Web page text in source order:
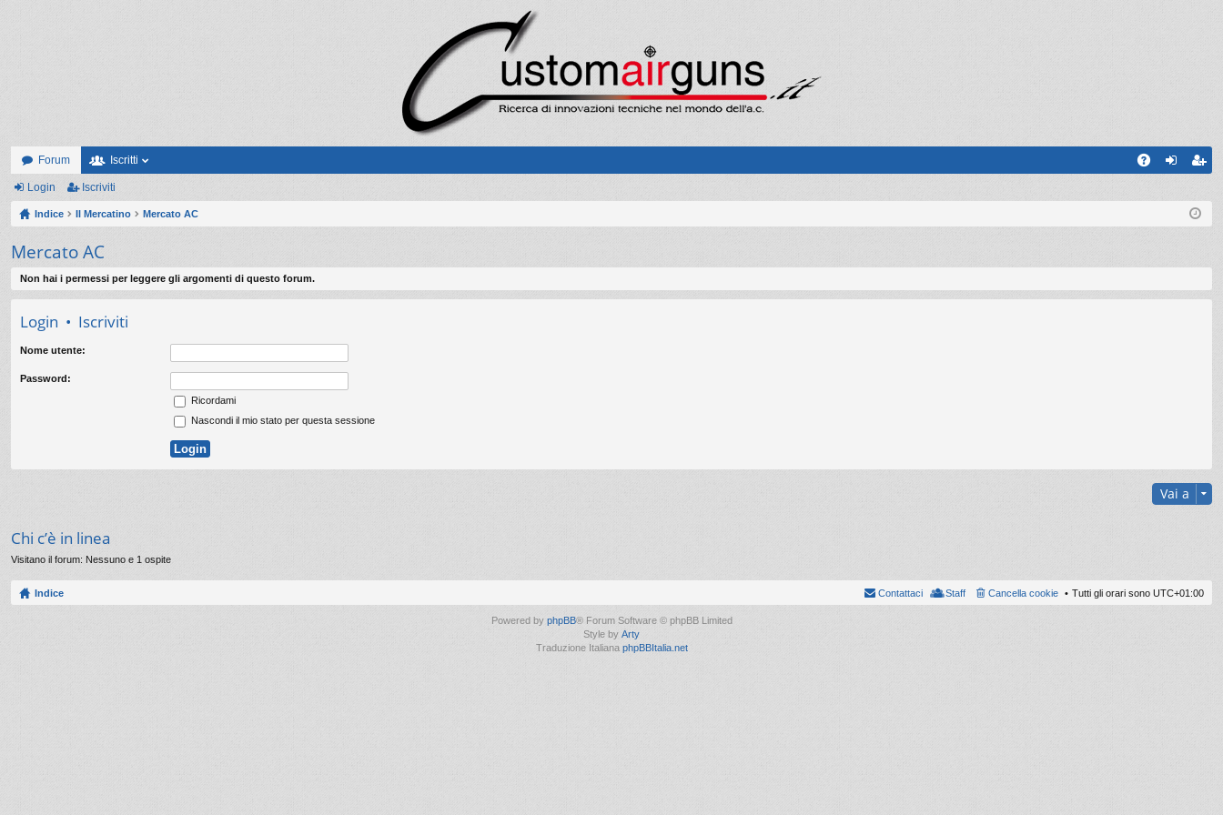
Forum Iscritti
riv
Login Iscriviti
Indice Il Mercatino Mercato AC
Mercato AC
Non hai i permessi per leggere gli argomenti di questo forum.
Login • Iscriviti
Nome utente:
Password:
Ricordami
Nascondi il mio stato per questa sessione
Vai a
Chi c’è in linea
Visitano il forum: Nessuno e 1 ospite
Indice Tutti gli orari sono UTC+01:00
Cancella cookie
Staff
Contattaci
Powered by phpBB® Forum Software © phpBB Limited
Style by Arty
Traduzione Italiana phpBBItalia.net